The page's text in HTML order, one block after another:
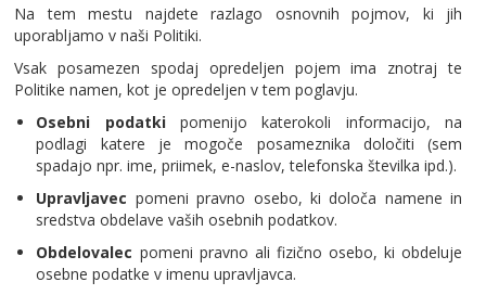
Na tem mestu najdete razlago osnovnih pojmov, ki jih
uporabljamo v naši Politiki.
Vsak posamezen spodaj opredeljen pojem ima znotraj te
Politike namen, kot je opredeljen v tem poglavju.
Osebni podatkipomenijo katerokoli informacijo, na
podlagi katere je mogoče posameznika določiti (sem
spadajo npr. ime, priimek, e-naslov, telefonska številka ipd.).
Upravljavec pomeni pravno osebo, ki določa namene in
sredstva obdelave vaših osebnih podatkov.
Obdelovalec pomeni pravno ali fizično osebo, ki obdeluje
osebne podatke v imenu upravljavca.